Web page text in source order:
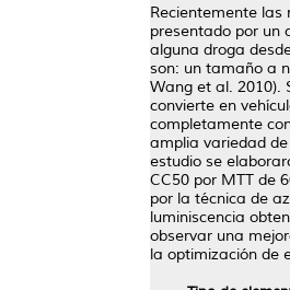
Recientemente
presentado por un
alguna droga
son: un tamaño a
Wang et al. 2010).
convierte en
completamente
amplia variedad
estudio se
CC50 por MTT de
por la técnica de
luminiscencia
observar una
la optimización de